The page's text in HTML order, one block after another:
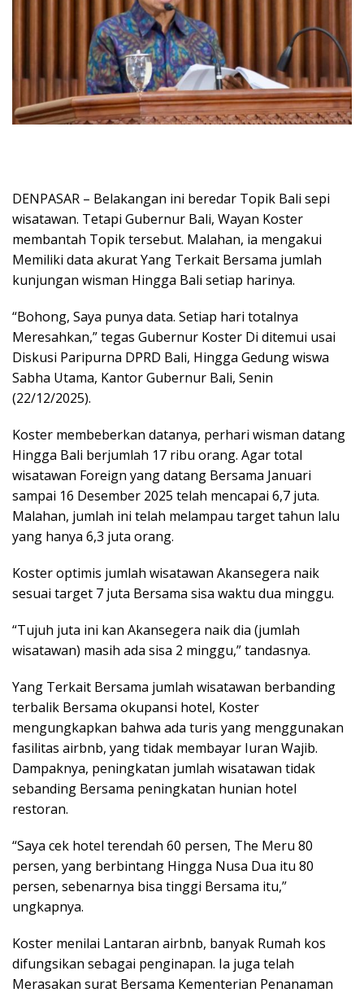
DENPASAR – Belakangan ini beredar Topik Bali sepi
wisatawan. Tetapi Gubernur Bali, Wayan Koster
membantah Topik tersebut. Malahan, ia mengakui
Memiliki data akurat Yang Terkait Bersama jumlah
kunjungan wisman Hingga Bali setiap harinya.
“Bohong, Saya punya data. Setiap hari totalnya
Meresahkan,” tegas Gubernur Koster Di ditemui usai
Diskusi Paripurna DPRD Bali, Hingga Gedung wiswa
Sabha Utama, Kantor Gubernur Bali, Senin
(22/12/2025).
Koster membeberkan datanya, perhari wisman datang
Hingga Bali berjumlah 17 ribu orang. Agar total
wisatawan Foreign yang datang Bersama Januari
sampai 16 Desember 2025 telah mencapai 6,7 juta.
Malahan, jumlah ini telah melampau target tahun lalu
yang hanya 6,3 juta orang.
Koster optimis jumlah wisatawan Akansegera naik
sesuai target 7 juta Bersama sisa waktu dua minggu.
“Tujuh juta ini kan Akansegera naik dia (jumlah
wisatawan) masih ada sisa 2 minggu,” tandasnya.
Yang Terkait Bersama jumlah wisatawan berbanding
terbalik Bersama okupansi hotel, Koster
mengungkapkan bahwa ada turis yang menggunakan
fasilitas airbnb, yang tidak membayar Iuran Wajib.
Dampaknya, peningkatan jumlah wisatawan tidak
sebanding Bersama peningkatan hunian hotel
restoran.
“Saya cek hotel terendah 60 persen, The Meru 80
persen, yang berbintang Hingga Nusa Dua itu 80
persen, sebenarnya bisa tinggi Bersama itu,”
ungkapnya.
Koster menilai Lantaran airbnb, banyak Rumah kos
difungsikan sebagai penginapan. Ia juga telah
Merasakan surat Bersama Kementerian Penanaman